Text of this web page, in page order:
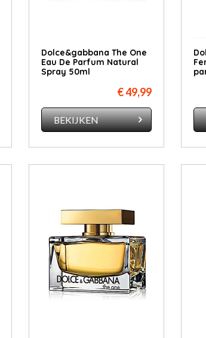
Dolce&gabbana The One
Eau De Parfum Natural
Spray 50ml
€ 49,99
BEKIJKEN